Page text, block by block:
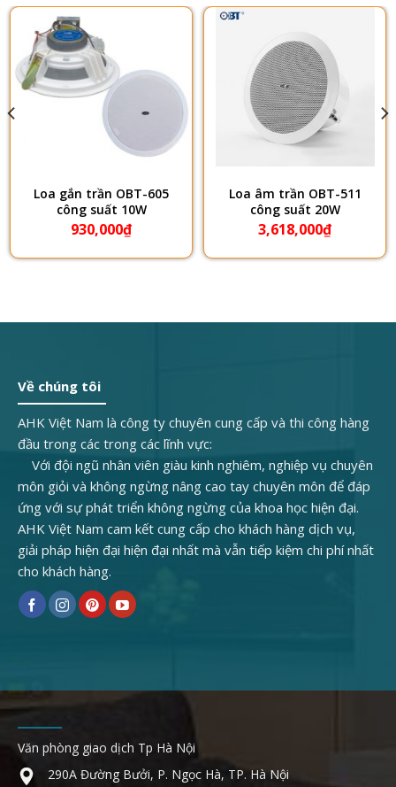
Loa gắn trần OBT-605
công suất 10W
930,000₫
Loa âm trần OBT-511
công suất 20W
3,618,000₫
Về chúng tôi
AHK Việt Nam là công ty chuyên cung cấp và thi công hàng
đầu trong các trong các lĩnh vực:
Với đội ngũ nhân viên giàu kinh nghiêm, nghiệp vụ chuyên
môn giỏi và không ngừng nâng cao tay chuyên môn để đáp
ứng với sự phát triển không ngừng của khoa học hiện đại.
AHK Việt Nam cam kết cung cấp cho khách hàng dịch vụ,
giải pháp hiện đại hiện đại nhất mà vẫn tiếp kiệm chi phí nhất
cho khách hàng.
Văn phòng giao dịch Tp Hà Nội
290A Đường Bưởi, P. Ngọc Hà, TP. Hà Nội